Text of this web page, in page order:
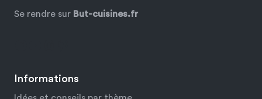
Informations
Se rendre sur But-cuisines.fr